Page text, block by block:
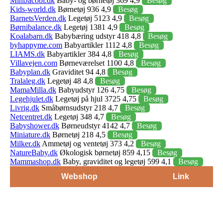
Kids-world.dk Børnetøj 936 4,9
Besøg
BarnetsVerden.dk Legetøj 5123 4,9
Besøg
Børnibalance.dk Legetøj 1381 4,9
Besøg
Koalabarn.dk Babybæring udstyr 418 4,8
Besøg
byhappyme.com Babyartikler 1112 4,8
Besøg
LIAMS.dk Babyartikler 384 4,8
Besøg
Villavejen.com Børneværelset 1100 4,8
Besøg
Babyplan.dk Graviditet 94 4,8
Besøg
Tralaleg.dk Legetøj 48 4,8
Besøg
MamaMilla.dk Babyudstyr 126 4,75
Besøg
Legehjulet.dk Legetøj på hjul 3725 4,75
Besøg
Livrig.dk Småbørnsudstyr 218 4,7
Besøg
Netcentret.dk Legetøj 348 4,7
Besøg
Babyshower.dk Børneudstyr 4142 4,7
Besøg
Miniature.dk Børnetøj 218 4,5
Besøg
Milker.dk Ammetøj og ventetøj 373 4,2
Besøg
NatureBaby.dk Økologisk børnetøj 859 4,15
Besøg
Mammashop.dk Baby, graviditet og legetøj 599 4,1
Besøg
Webshop
Link